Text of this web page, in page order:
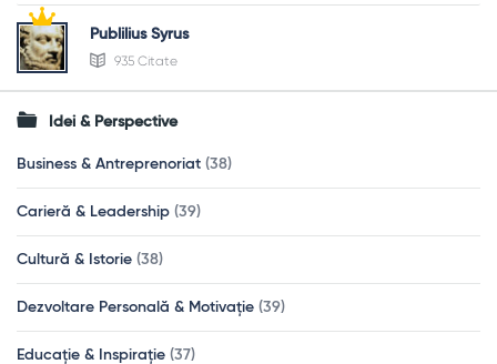
Publilius Syrus
935 Citate
Idei & Perspective
Business & Antreprenoriat (38)
Carieră & Leadership (39)
Cultură & Istorie (38)
Dezvoltare Personală & Motivație (39)
Educație & Inspirație (37)